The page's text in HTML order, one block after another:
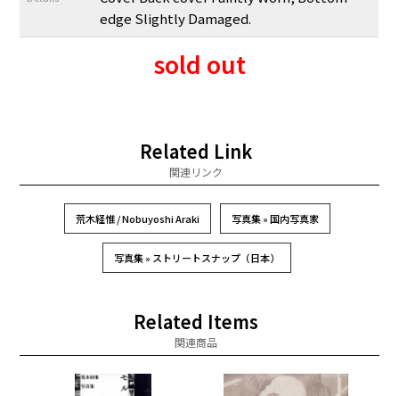
edge Slightly Damaged.
sold out
Related Link
関連リンク
荒木経惟 / Nobuyoshi Araki 写真集 » 国内写真家
写真集 » ストリートスナップ（日本）
Related Items
関連商品